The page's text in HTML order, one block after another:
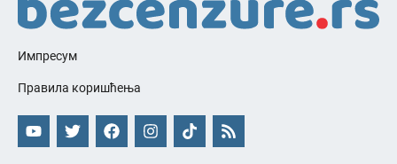
Импресум
Правила коришћења